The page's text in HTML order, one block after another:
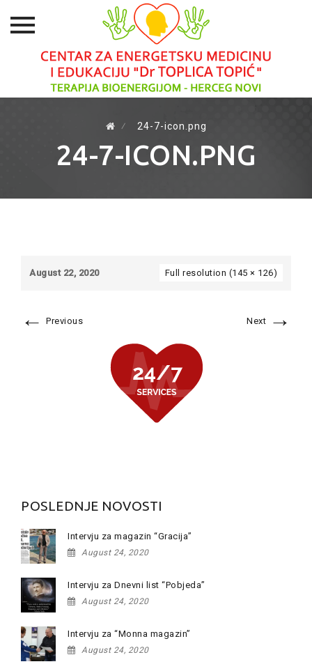
⁄ 24-7-icon.png
24-7-ICON.PNG
August 22, 2020 Full resolution (145 × 126)
← Previous Next →
POSLEDNJE NOVOSTI
Intervju za magazin “Gracija”
August 24, 2020
Intervju za Dnevni list “Pobjeda”
August 24, 2020
Intervju za “Monna magazin”
August 24, 2020